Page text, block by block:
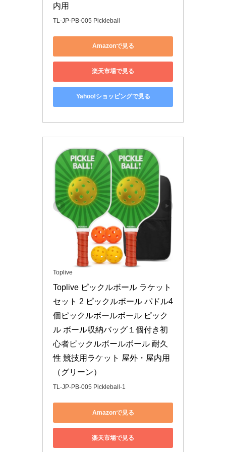
内用
TL-JP-PB-005 Pickleball
Amazonで見る
楽天市場で見る
Yahoo!ショッピングで見る
Toplive
Toplive ピックルボール ラケット
セット 2 ピックルボール パドル4
個ピックルボールボール ピック
ル ボール収納バッグ１個付き初
心者ピックルボールボール 耐久
性 競技用ラケット 屋外・屋内用
（グリーン）
TL-JP-PB-005 Pickleball-1
Amazonで見る
楽天市場で見る